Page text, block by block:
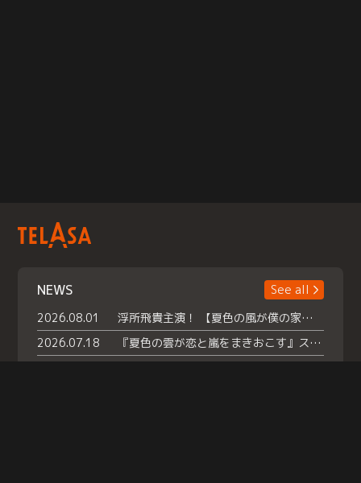
NEWS
See all
2026.08.01
浮所飛貴主演！ 【夏色の風が僕の家にやってきた】 本日よりテラサで独占配信スタート！
2026.07.18
『夏色の雲が恋と嵐をまきおこす』スペシャルメイキング 【Part1】2026年７月18日（土）23時30分～配信スタート！話題のシーンの裏側を大公開！豪華キャスト大集合！ 『武宮家 真夏の家族会議』開催！